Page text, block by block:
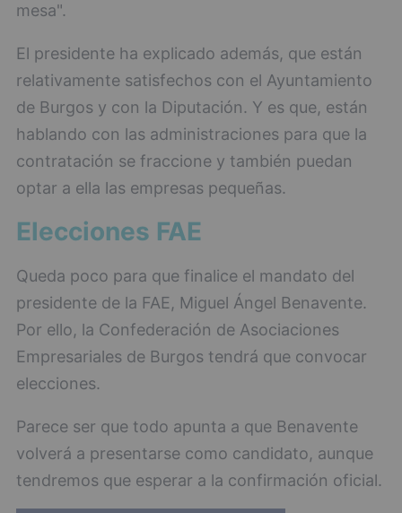
mesa".
El presidente ha explicado además, que están
relativamente satisfechos con el Ayuntamiento
de Burgos y con la Diputación. Y es que, están
hablando con las administraciones para que la
contratación se fraccione y también puedan
optar a ella las empresas pequeñas.
Elecciones FAE
Queda poco para que finalice el mandato del
presidente de la FAE, Miguel Ángel Benavente.
Por ello, la Confederación de Asociaciones
Empresariales de Burgos tendrá que convocar
elecciones.
Parece ser que todo apunta a que Benavente
volverá a presentarse como candidato, aunque
tendremos que esperar a la confirmación oficial.